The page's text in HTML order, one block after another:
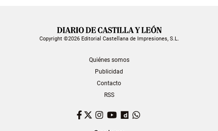
Copyright ©2026 Editorial Castellana de Impresiones, S.L.
Quiénes somos
Publicidad
Contacto
RSS
Facebook
TwitterInstagram
YouTubeDailymotion